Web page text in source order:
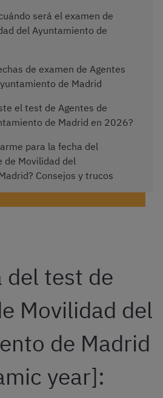
será el examen de
del Ayuntamiento de
de examen de Agentes
de Madrid
el test de Agentes de
de Madrid en 2026?
para la fecha del
de Movilidad del
Consejos y trucos
del test de
Movilidad del
de Madrid
year]: